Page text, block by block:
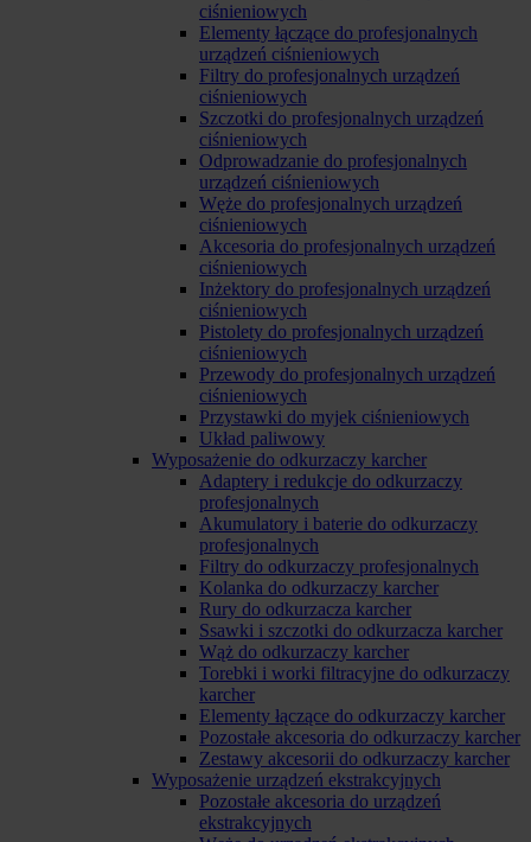
ciśnieniowych
Elementy łączące do profesjonalnych
urządzeń ciśnieniowych
Filtry do profesjonalnych urządzeń
ciśnieniowych
Szczotki do profesjonalnych urządzeń
ciśnieniowych
Odprowadzanie do profesjonalnych
urządzeń ciśnieniowych
Węże do profesjonalnych urządzeń
ciśnieniowych
Akcesoria do profesjonalnych urządzeń
ciśnieniowych
Inżektory do profesjonalnych urządzeń
ciśnieniowych
Pistolety do profesjonalnych urządzeń
ciśnieniowych
Przewody do profesjonalnych urządzeń
ciśnieniowych
Przystawki do myjek ciśnieniowych
Układ paliwowy
Wyposażenie do odkurzaczy karcher
Adaptery i redukcje do odkurzaczy
profesjonalnych
Akumulatory i baterie do odkurzaczy
profesjonalnych
Filtry do odkurzaczy profesjonalnych
Kolanka do odkurzaczy karcher
Rury do odkurzacza karcher
Ssawki i szczotki do odkurzacza karcher
Wąż do odkurzaczy karcher
Torebki i worki filtracyjne do odkurzaczy
karcher
Elementy łączące do odkurzaczy karcher
Pozostałe akcesoria do odkurzaczy karcher
Zestawy akcesorii do odkurzaczy karcher
Wyposażenie urządzeń ekstrakcyjnych
Pozostałe akcesoria do urządzeń
ekstrakcyjnych